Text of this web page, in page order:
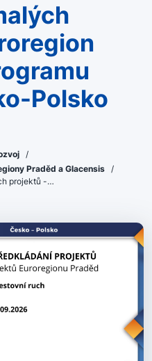
Polsko
/
Praděd a Glacensis /
projektů -…